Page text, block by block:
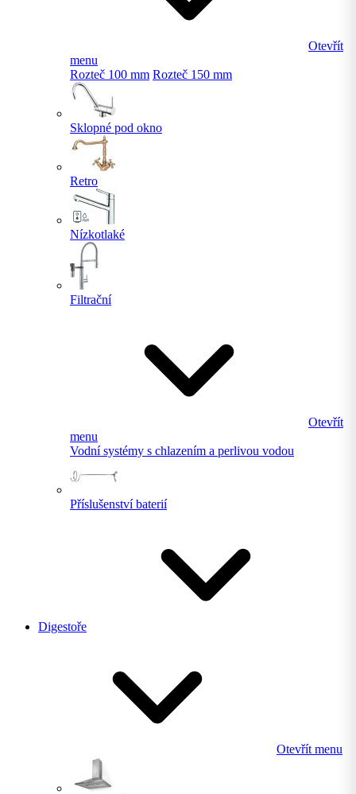
Otevřít
menu
Rozteč 100 mm Rozteč 150 mm
Sklopné pod okno
Retro
Nízkotlaké
Filtrační
Otevřít
menu
Vodní systémy s chlazením a perlivou vodou
Příslušenství baterií
Digestoře
Otevřít menu